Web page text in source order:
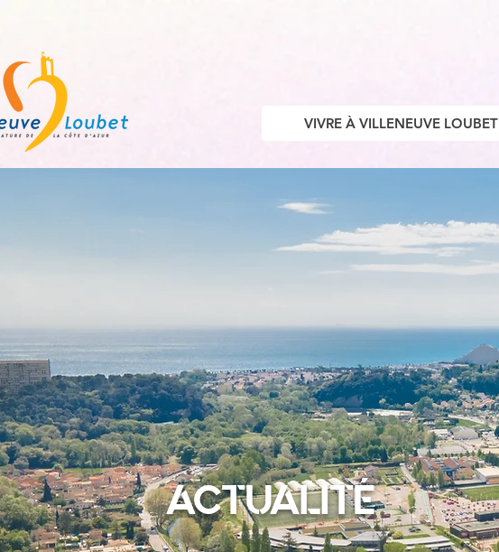
VIVRE À VILLENEUVE LOUBET
ACTUALITÉ